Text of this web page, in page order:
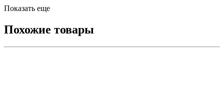
Показать еще
Похожие товары